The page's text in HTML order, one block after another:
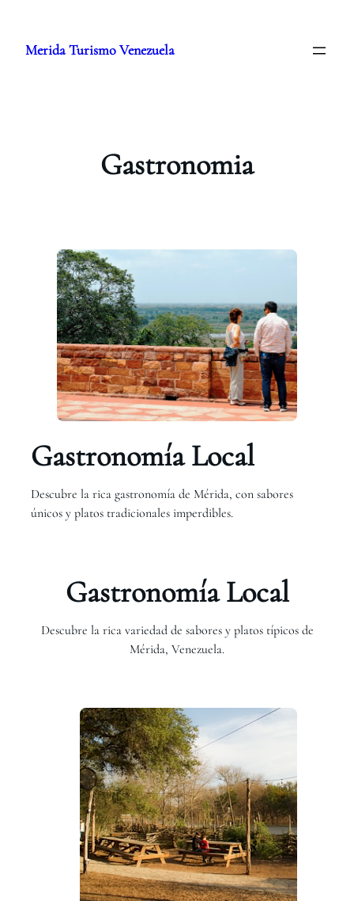
contenido
Merida Turismo Venezuela
Gastronomia
Gastronomía Local
Descubre la rica gastronomía de Mérida, con sabores
únicos y platos tradicionales imperdibles.
Gastronomía Local
Descubre la rica variedad de sabores y platos típicos de
Mérida, Venezuela.